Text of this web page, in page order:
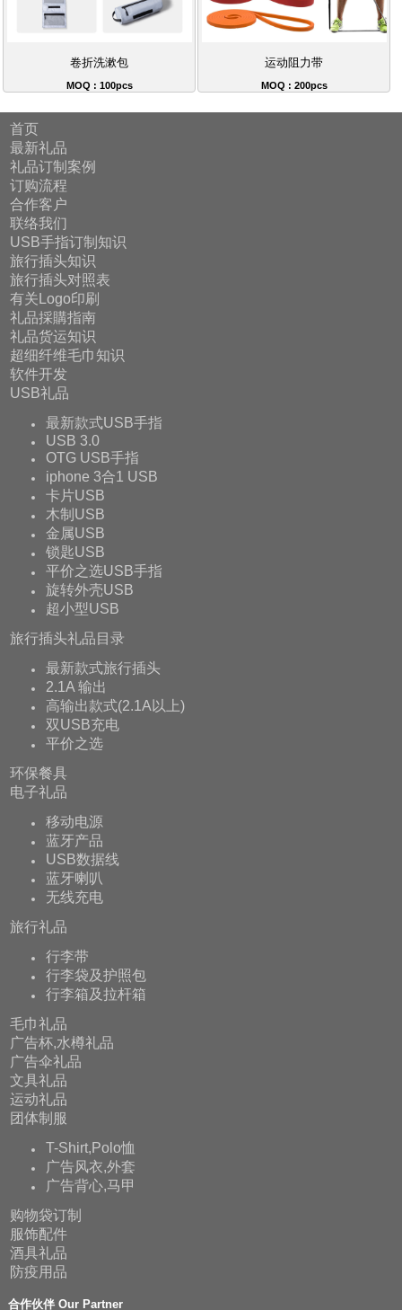
卷折洗漱包
MOQ : 100pcs
运动阻力带
MOQ : 200pcs
首页
最新礼品
礼品订制案例
订购流程
合作客户
联络我们
USB手指订制知识
旅行插头知识
旅行插头对照表
有关Logo印刷
礼品採購指南
礼品货运知识
超细纤维毛巾知识
软件开发
USB礼品
最新款式USB手指
USB 3.0
OTG USB手指
iphone 3合1 USB
卡片USB
木制USB
金属USB
锁匙USB
平价之选USB手指
旋转外壳USB
超小型USB
旅行插头礼品目录
最新款式旅行插头
2.1A 输出
高输出款式(2.1A以上)
双USB充电
平价之选
环保餐具
电子礼品
移动电源
蓝牙产品
USB数据线
蓝牙喇叭
无线充电
旅行礼品
行李带
行李袋及护照包
行李箱及拉杆箱
毛巾礼品
广告杯,水樽礼品
广告伞礼品
文具礼品
运动礼品
团体制服
T-Shirt,Polo恤
广告风衣,外套
广告背心,马甲
购物袋订制
服饰配件
酒具礼品
防疫用品
合作伙伴 Our Partner